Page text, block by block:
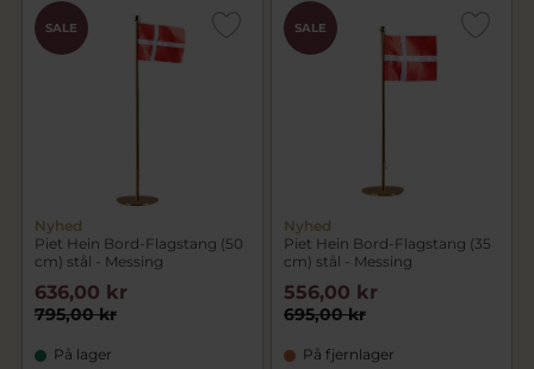
SALE
Nyhed
Piet Hein Bord-Flagstang (50
cm) stål - Messing
795,00 kr
636,00 kr
På lager
SALE
Nyhed
Piet Hein Bord-Flagstang (35
cm) stål - Messing
695,00 kr
556,00 kr
På fjernlager